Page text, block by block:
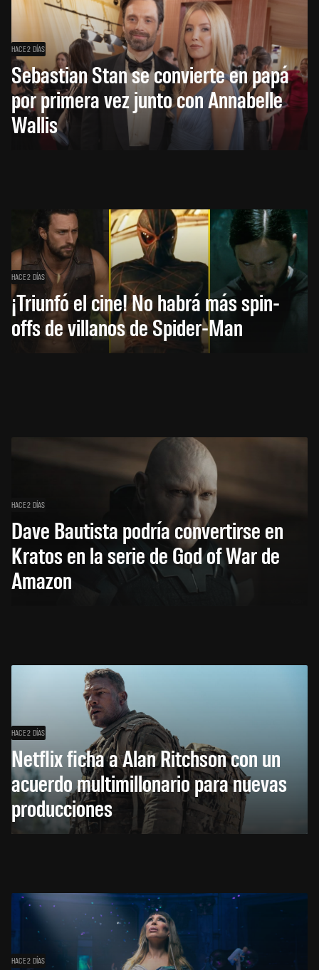
HACE 2 DÍAS
Sebastian Stan se convierte en papá
por primera vez junto con Annabelle
Wallis
HACE 2 DÍAS
¡Triunfó el cine! No habrá más spin-
offs de villanos de Spider-Man
HACE 2 DÍAS
Dave Bautista podría convertirse en
Kratos en la serie de God of War de
Amazon
HACE 2 DÍAS
Netflix ficha a Alan Ritchson con un
acuerdo multimillonario para nuevas
producciones
HACE 2 DÍAS